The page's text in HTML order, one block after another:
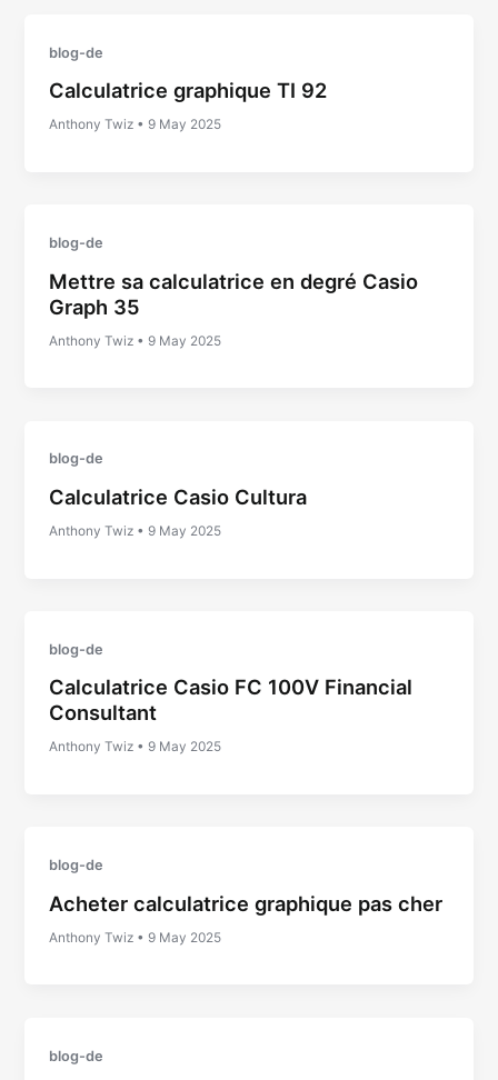
blog-de
Calculatrice graphique TI 92
Anthony Twiz •9 May 2025
blog-de
Mettre sa calculatrice en degré Casio
Graph 35
Anthony Twiz •9 May 2025
blog-de
Calculatrice Casio Cultura
Anthony Twiz •9 May 2025
blog-de
Calculatrice Casio FC 100V Financial
Consultant
Anthony Twiz •9 May 2025
blog-de
Acheter calculatrice graphique pas cher
Anthony Twiz •9 May 2025
blog-de